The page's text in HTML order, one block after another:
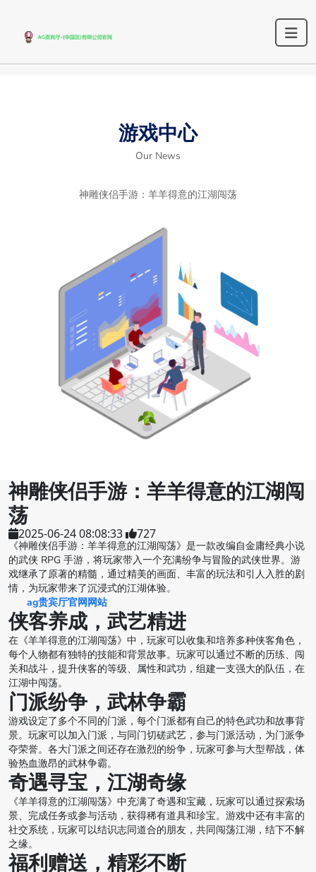
游戏中心
Our News
神雕侠侣手游：羊羊得意的江湖闯荡
神雕侠侣手游：羊羊得意的江湖闯
荡
2025-06-24 08:08:33 727
《神雕侠侣手游：羊羊得意的江湖闯荡》是一款改编自金庸经典小说
的武侠 RPG 手游，将玩家带入一个充满纷争与冒险的武侠世界。游
戏继承了原著的精髓，通过精美的画面、丰富的玩法和引人入胜的剧
情，为玩家带来了沉浸式的江湖体验。
ag贵宾厅官网网站
侠客养成，武艺精进
在《羊羊得意的江湖闯荡》中，玩家可以收集和培养多种侠客角色，
每个人物都有独特的技能和背景故事。玩家可以通过不断的历练、闯
关和战斗，提升侠客的等级、属性和武功，组建一支强大的队伍，在
江湖中闯荡。
门派纷争，武林争霸
游戏设定了多个不同的门派，每个门派都有自己的特色武功和故事背
景。玩家可以加入门派，与同门切磋武艺，参与门派活动，为门派争
夺荣誉。各大门派之间还存在激烈的纷争，玩家可参与大型帮战，体
验热血激昂的武林争霸。
奇遇寻宝，江湖奇缘
《羊羊得意的江湖闯荡》中充满了奇遇和宝藏，玩家可以通过探索场
景、完成任务或参与活动，获得稀有道具和珍宝。游戏中还有丰富的
社交系统，玩家可以结识志同道合的朋友，共同闯荡江湖，结下不解
之缘。
福利赠送，精彩不断